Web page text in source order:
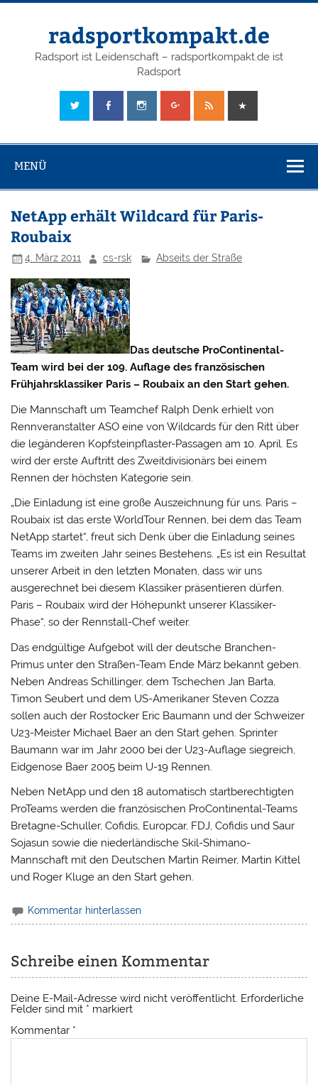
radsportkompakt.de
Radsport ist Leidenschaft – radsportkompakt.de ist
Radsport
MENÜ
NetApp erhält Wildcard für Paris-
Roubaix
4. März 2011 cs-rsk Abseits der Straße
Das deutsche ProContinental-
Team wird bei der 109. Auflage des französischen
Frühjahrsklassiker Paris – Roubaix an den Start gehen.
Die Mannschaft um Teamchef Ralph Denk erhielt von
Rennveranstalter ASO eine von Wildcards für den Ritt über
die legänderen Kopfsteinpflaster-Passagen am 10. April. Es
wird der erste Auftritt des Zweitdivisionärs bei einem
Rennen der höchsten Kategorie sein.
„Die Einladung ist eine große Auszeichnung für uns. Paris –
Roubaix ist das erste WorldTour Rennen, bei dem das Team
NetApp startet“, freut sich Denk über die Einladung seines
Teams im zweiten Jahr seines Bestehens. „Es ist ein Resultat
unserer Arbeit in den letzten Monaten, dass wir uns
ausgerechnet bei diesem Klassiker präsentieren dürfen.
Paris – Roubaix wird der Höhepunkt unserer Klassiker-
Phase“, so der Rennstall-Chef weiter.
Das endgültige Aufgebot will der deutsche Branchen-
Primus unter den Straßen-Team Ende März bekannt geben.
Neben Andreas Schillinger, dem Tschechen Jan Barta,
Timon Seubert und dem US-Amerikaner Steven Cozza
sollen auch der Rostocker Eric Baumann und der Schweizer
U23-Meister Michael Baer an den Start gehen. Sprinter
Baumann war im Jahr 2000 bei der U23-Auflage siegreich,
Eidgenose Baer 2005 beim U-19 Rennen.
Neben NetApp und den 18 automatisch startberechtigten
ProTeams werden die französischen ProContinental-Teams
Bretagne-Schuller, Cofidis, Europcar, FDJ, Cofidis und Saur
Sojasun sowie die niederländische Skil-Shimano-
Mannschaft mit den Deutschen Martin Reimer, Martin Kittel
und Roger Kluge an den Start gehen.
Kommentar hinterlassen
Schreibe einen Kommentar
Deine E-Mail-Adresse wird nicht veröffentlicht. Erforderliche
Felder sind mit * markiert
Kommentar *